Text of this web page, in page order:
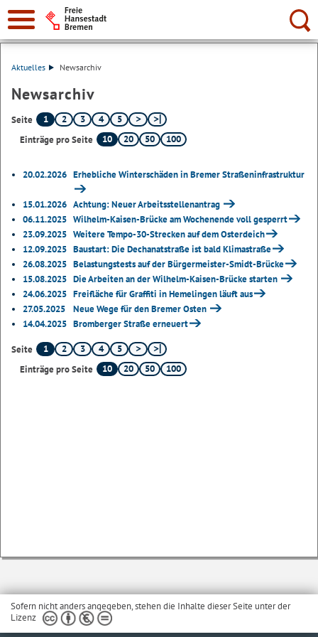
Suche:
Aktuelles Newsarchiv
Newsarchiv
Seite 1 2 3 4
5
Einträge pro Seite
10 20 50 100
20.02.2026 Erhebliche Winterschäden in Bremer Straßeninfrastruktur
15.01.2026 Achtung: Neuer Arbeitsstellenantrag
06.11.2025 Wilhelm-Kaisen-Brücke am Wochenende voll gesperrt
23.09.2025 Weitere Tempo-30-Strecken auf dem Osterdeich
12.09.2025 Baustart: Die Dechanatstraße ist bald Klimastraße
26.08.2025 Belastungstests auf der Bürgermeister-Smidt-Brücke
15.08.2025 Die Arbeiten an der Wilhelm-Kaisen-Brücke starten
24.06.2025 Freifläche für Graffiti in Hemelingen läuft aus
27.05.2025
Neue Wege für den Bremer Osten
14.04.2025 Bromberger Straße erneuert
Seite 1 2 3 4
5
Einträge pro Seite
10 20 50 100
Sofern nicht anders angegeben, stehen die Inhalte dieser Seite unter der
Lizenz